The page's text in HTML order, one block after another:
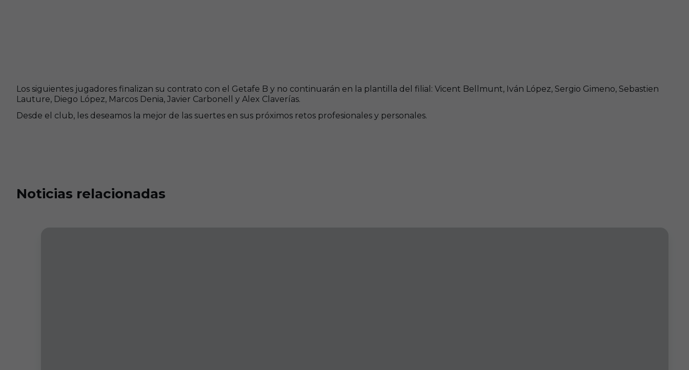
Los siguientes jugadores finalizan su contrato con el Getafe B y no continuarán en la plantilla del filial: Vicent Bellmunt, Iván López, Sergio Gimeno, Sebastien
Lauture, Diego López, Marcos Denia, Javier Carbonell y Alex Claverías.
Desde el club, les deseamos la mejor de las suertes en sus próximos retos profesionales y personales.
Noticias relacionadas